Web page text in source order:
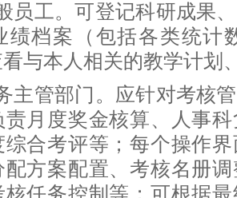
员工。可登记科研成果
绩档案（包括各类统计
与本人相关的教学计划
主管部门。应针对考核
月度奖金核算、人事
合考评等；每个操作
方案配置、考核名册
核任务控制等；可根据